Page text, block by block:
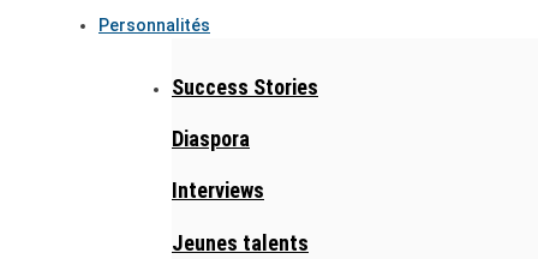
Personnalités
Success Stories
Diaspora
Interviews
Jeunes talents